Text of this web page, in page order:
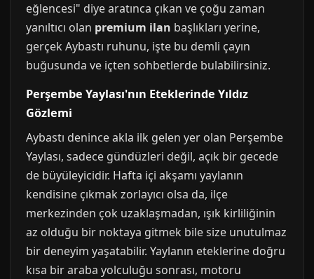
eğlencesi" diye aratınca çıkan ve çoğu zaman
yanıltıcı olan premium ilan başlıkları yerine,
gerçek Aybastı ruhunu, işte bu demli çayın
buğusunda ve içten sohbetlerde bulabilirsiniz.
Perşembe Yaylası'nın Eteklerinde Yıldız
Gözlemi
Aybastı denince akla ilk gelen yer olan Perşembe
Yaylası, sadece gündüzleri değil, açık bir gecede
de büyüleyicidir. Hafta içi akşamı yaylanın
kendisine çıkmak zorlayıcı olsa da, ilçe
merkezinden çok uzaklaşmadan, ışık kirliliğinin
az olduğu bir noktaya gitmek bile size unutulmaz
bir deneyim yaşatabilir. Yaylanın eteklerine doğru
kısa bir araba yolculuğu sonrası, motoru